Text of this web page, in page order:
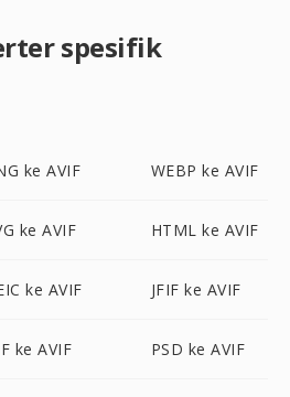
spesifik
ke AVIF WEBP ke AVIF
ke AVIF HTML ke AVIF
ke AVIF JFIF ke AVIF
ke AVIF PSD ke AVIF